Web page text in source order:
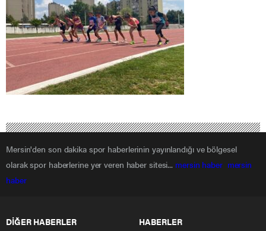
Mersin'den son dakika spor haberlerinin yayınlandığı ve bölgesel
olarak spor haberlerine yer veren haber sitesi... mersin haber mersin
haber
DİĞER HABERLER HABERLER